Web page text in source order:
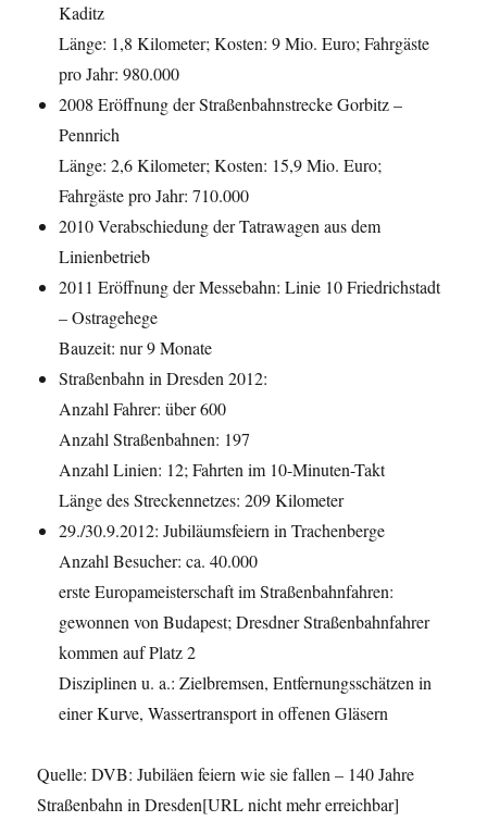
Kaditz
Länge: 1,8 Kilometer; Kosten: 9 Mio. Euro; Fahrgäste
pro Jahr: 980.000
2008 Eröffnung der Straßenbahnstrecke Gorbitz –
Pennrich
Länge: 2,6 Kilometer; Kosten: 15,9 Mio. Euro;
Fahrgäste pro Jahr: 710.000
2010 Verabschiedung der Tatrawagen aus dem
Linienbetrieb
2011 Eröffnung der Messebahn: Linie 10 Friedrichstadt
– Ostragehege
Bauzeit: nur 9 Monate
Straßenbahn in Dresden 2012:
Anzahl Fahrer: über 600
Anzahl Straßenbahnen: 197
Anzahl Linien: 12; Fahrten im 10-Minuten-Takt
Länge des Streckennetzes: 209 Kilometer
29./30.9.2012: Jubiläumsfeiern in Trachenberge
Anzahl Besucher: ca. 40.000
erste Europameisterschaft im Straßenbahnfahren:
gewonnen von Budapest; Dresdner Straßenbahnfahrer
kommen auf Platz 2
Disziplinen u. a.: Zielbremsen, Entfernungsschätzen in
einer Kurve, Wassertransport in offenen Gläsern
Quelle: DVB: Jubiläen feiern wie sie fallen – 140 Jahre
Straßenbahn in Dresden[URL nicht mehr erreichbar]